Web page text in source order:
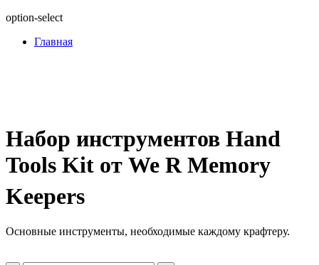
option-select
Главная
Набор инструментов Hand
Tools Kit от We R Memory
Keepers
Основные инструменты, необходимые каждому крафтеру.